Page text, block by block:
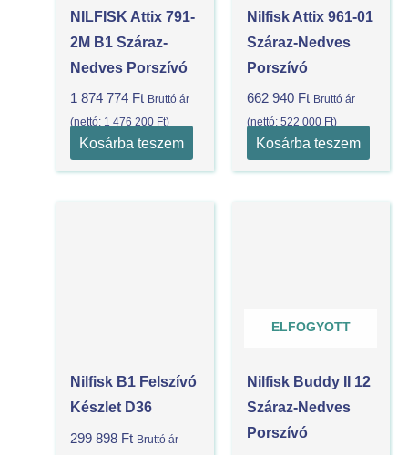
NILFISK Attix 791-
2M B1 Száraz-
Nedves Porszívó
1 874 774 Ft Bruttó ár
(nettó: 1 476 200 Ft)
Kosárba teszem
Nilfisk Attix 961-01
Száraz-Nedves
Porszívó
662 940 Ft Bruttó ár
(nettó: 522 000 Ft)
Kosárba teszem
Nilfisk B1 Felszívó
Készlet D36
299 898 Ft Bruttó ár
ELFOGYOTT
Nilfisk Buddy II 12
Száraz-Nedves
Porszívó